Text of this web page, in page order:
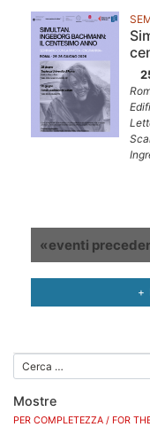
Navigazione
«eventi
+
Mostre
PER COMPLETEZZA / FOR